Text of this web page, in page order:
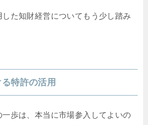
した知財経営についてもう少し踏み
特許の活用
歩は、本当に市場参入してよいの